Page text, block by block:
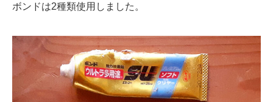
ボンドは2種類使用しました。